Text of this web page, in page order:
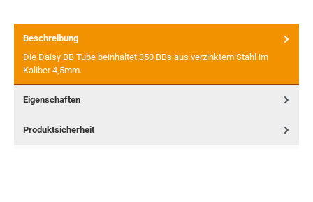
Beschreibung
Die Daisy BB Tube beinhaltet 350 BBs aus verzinktem Stahl im
Kaliber 4,5mm.
Eigenschaften
Produktsicherheit